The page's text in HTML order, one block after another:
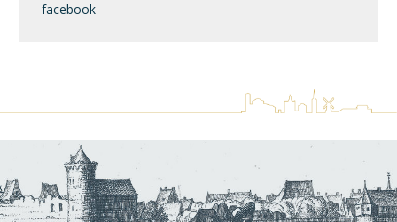
facebook